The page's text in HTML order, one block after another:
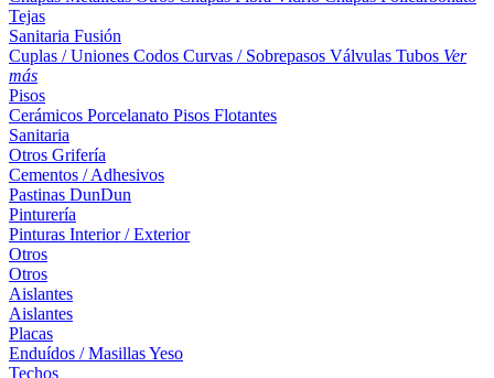
Tejas
Sanitaria Fusión
Cuplas / Uniones Codos Curvas / Sobrepasos Válvulas Tubos Ver
más
Pisos
Cerámicos Porcelanato Pisos Flotantes
Sanitaria
Otros Grifería
Cementos / Adhesivos
Pastinas DunDun
Pinturería
Pinturas Interior / Exterior
Otros
Otros
Aislantes
Aislantes
Placas
Enduídos / MasillasYeso
Techos